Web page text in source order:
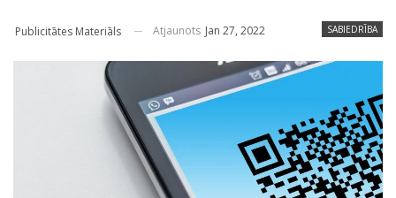
SABIEDRĪBA
Publicitātes Materiāls Atjaunots Jan 27, 2022